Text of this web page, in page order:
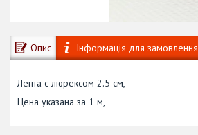
Опис Інформація для замовлення
Лента с люрексом 2.5 см,
Цена указана за 1 м,